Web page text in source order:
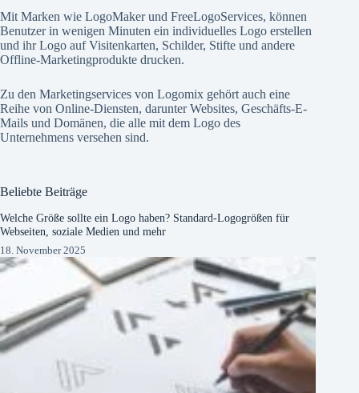
Mit Marken wie LogoMakerund FreeLogoServices, können
Benutzer in wenigen Minuten ein individuelles Logo erstellen
und ihr Logo auf Visitenkarten, Schilder, Stifte und andere
Offline-Marketingprodukte drucken.
Zu den Marketingservices von Logomix gehört auch eine
Reihe von Online-Diensten, darunter Websites, Geschäfts-E-
Mails und Domänen, die alle mit dem Logo des
Unternehmens versehen sind.
Beliebte Beiträge
Welche Größe sollte ein Logo haben? Standard-Logogrößen für
Webseiten, soziale Medien und mehr
18. November 2025